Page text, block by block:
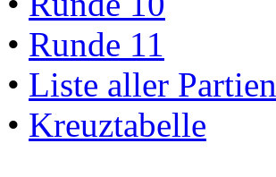
• Runde 11
• Liste aller Partien
• Kreuztabelle